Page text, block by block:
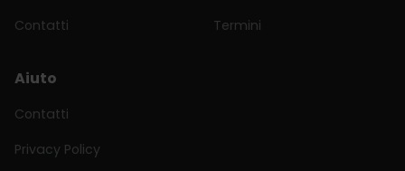
Contatti
Termini
Aiuto
Contatti
Privacy Policy